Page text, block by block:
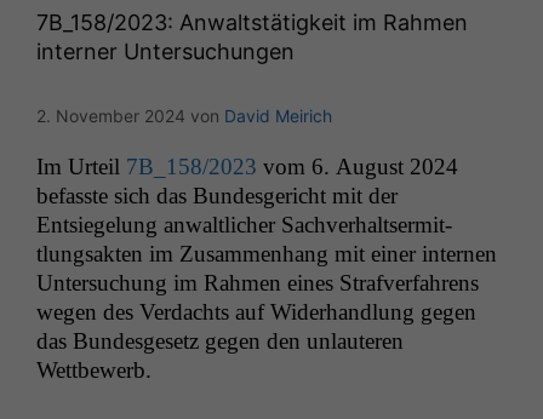
7B_158/2023: Anwaltstätigkeit im Rahmen
interner Untersuchungen
2. November 2024 von David Meirich
Im Urteil 7B_158/2023 vom 6. August 2024
befasste sich das Bun­des­gericht mit der
Entsiegelung anwaltlich­er Sachver­halt­ser­mit­
tlungsak­ten im Zusam­men­hang mit ein­er inter­nen
Unter­suchung im Rah­men eines Strafver­fahrens
wegen des Ver­dachts auf Wider­hand­lung gegen
das Bun­des­ge­setz gegen den unlauteren
Wettbewerb.
um interne
marketingtechnische
können. Diese helfen
zu verbessern.